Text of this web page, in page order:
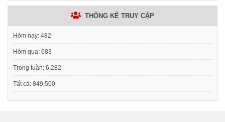
THỐNG KÊ TRUY CẬP
Hôm nay: 482
Hôm qua: 683
Trong tuần: 6,282
Tất cả: 849,500